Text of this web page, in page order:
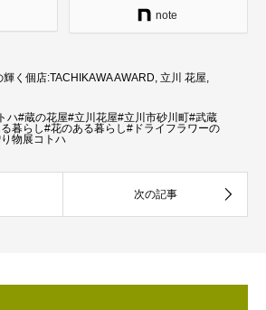
note
く個店:TACHIKAWA AWARD, 立川 花屋,
ハ#蔵の花屋#立川花屋#立川市砂川町#武蔵
暮らし#花のある暮らし#ドライフラワーの
物展コトハ